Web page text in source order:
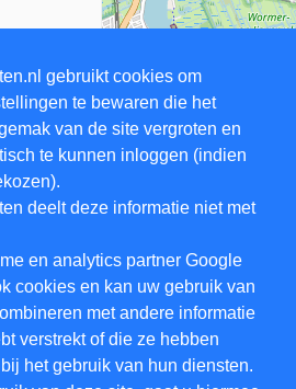
gebruikt cookies om
te bewaren die het
van de site vergroten en
te kunnen inloggen (indien
deelt deze informatie niet met
en analytics partner Google
cookies en kan uw gebruik van
met andere informatie
verstrekt of die ze hebben
het gebruik van hun diensten.